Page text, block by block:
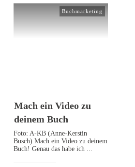
Buchmarketing
Mach ein Video zu
deinem Buch
Foto: A-KB (Anne-Kerstin
Busch) Mach ein Video zu deinem
Buch! Genau das habe ich